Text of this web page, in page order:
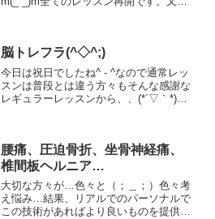
(^-^;2月3日...
脳トレフラ(^◇^;)
今日は祝日でしたね^ - ^なので通常レッ
スンは普段とは違う方々もそんな感謝な
レギュラーレッスンから、、(*´▽｀*)夜
の温かさ...
腰痛、圧迫骨折、坐骨神経痛、
椎間板ヘルニア…
大切な方々が…色々と（；＿；）色々考
え悩み…結果、リアルでのパーソナルで
この技術があればより良いものを提供で